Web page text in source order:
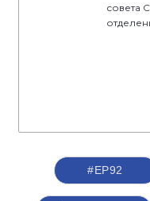
совета
#ЕР92